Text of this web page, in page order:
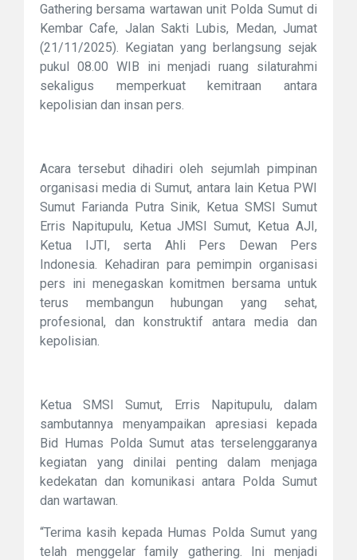
Gathering bersama wartawan unit Polda Sumut di
Kembar Cafe, Jalan Sakti Lubis, Medan, Jumat
(21/11/2025). Kegiatan yang berlangsung sejak
pukul 08.00 WIB ini menjadi ruang silaturahmi
sekaligus memperkuat kemitraan antara
kepolisian dan insan pers.
Acara tersebut dihadiri oleh sejumlah pimpinan
organisasi media di Sumut, antara lain Ketua PWI
Sumut Farianda Putra Sinik, Ketua SMSI Sumut
Erris Napitupulu, Ketua JMSI Sumut, Ketua AJI,
Ketua IJTI, serta Ahli Pers Dewan Pers
Indonesia. Kehadiran para pemimpin organisasi
pers ini menegaskan komitmen bersama untuk
terus membangun hubungan yang sehat,
profesional, dan konstruktif antara media dan
kepolisian.
Ketua SMSI Sumut, Erris Napitupulu, dalam
sambutannya menyampaikan apresiasi kepada
Bid Humas Polda Sumut atas terselenggaranya
kegiatan yang dinilai penting dalam menjaga
kedekatan dan komunikasi antara Polda Sumut
dan wartawan.
“Terima kasih kepada Humas Polda Sumut yang
telah menggelar family gathering. Ini menjadi